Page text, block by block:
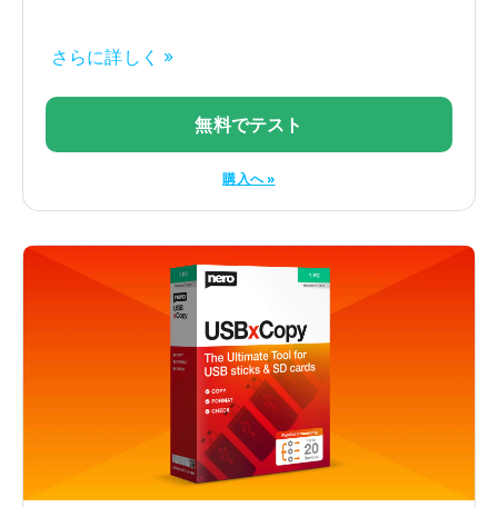
さらに詳しく »
無料でテスト
購入へ »